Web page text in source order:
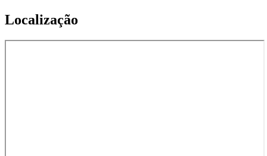
Localização